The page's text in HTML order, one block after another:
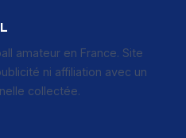
amateur en France. Site
ni affiliation avec un
collectée.